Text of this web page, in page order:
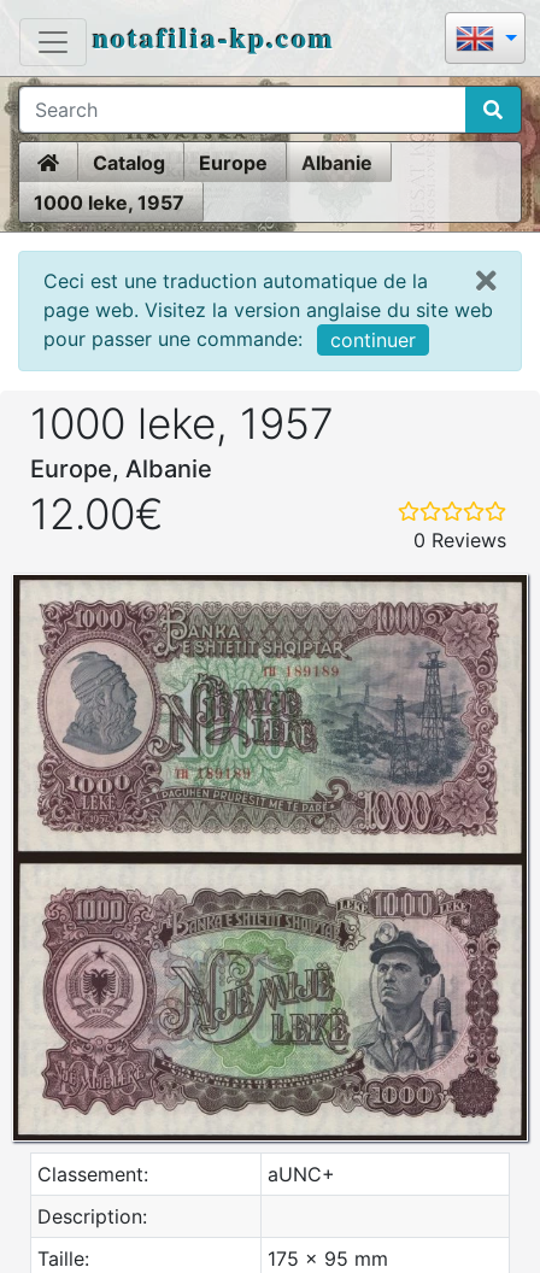
notafilia-kp.com
HomeCatalog Europe
Albanie
1000 leke, 1957
Ceci est une traduction automatique de la
page web. Visitez la version anglaise du site web
pour passer une commande:
continuer
1000 leke, 1957
Europe, Albanie
12.00€
0 Reviews
Classement:
aUNC+
Description:
Taille:
175 x 95 mm